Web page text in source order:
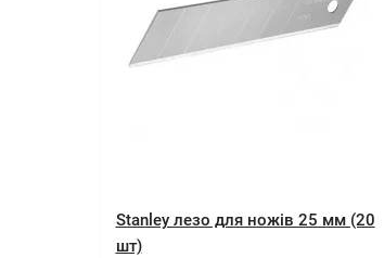
Stanley лезо для ножів 25 мм (20
шт)